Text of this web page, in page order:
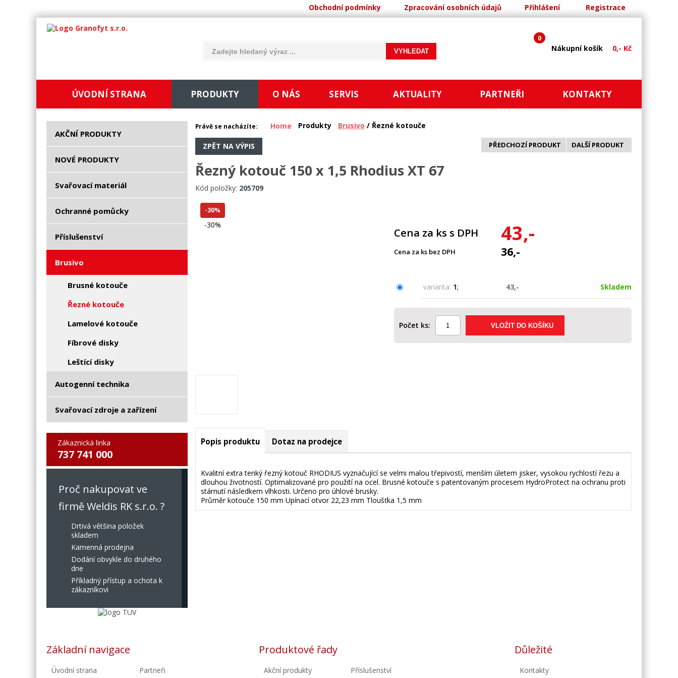
Obchodní podmínky Zpracování osobních údajů Přihlášení Registrace
Nákupní košík 0,- Kč
0
ÚVODNÍ STRANA PRODUKTY O NÁS SERVIS AKTUALITY PARTNEŘI KONTAKTY
AKČNÍ PRODUKTY
NOVÉ PRODUKTY
Svařovací materiál
Ochranné pomůcky
Příslušenství
Brusivo
Brusné kotouče
Řezné kotouče
Lamelové kotouče
Fíbrové disky
Leštící disky
Autogenní technika
Svařovací zdroje a zařízení
Zákaznická linka
737 741 000
Proč nakupovat ve
firmě Weldis RK s.r.o. ?
Drtivá většina položek
skladem
Kamenná prodejna
Dodání obvykle do druhého
dne
Příkladný přístup a ochota k
zákazníkovi
Právě se nacházíte: Home Produkty Brusivo / Řezné kotouče
ZPĚT NA VÝPIS DALŠÍ PRODUKT
PŘEDCHOZÍ PRODUKT
Řezný kotouč 150 x 1,5 Rhodius XT 67
Kód položky: 205709
-30%
-30%
Cena za ks s DPH 43,-
Cena za ks bez DPH 36,-
varianta: 1; 43,- Skladem
Počet ks:
Popis produktu Dotaz na prodejce
Kvalitní extra tenký řezný kotouč RHODIUS vyznačující se velmi malou třepivostí, menším úletem jisker, vysokou rychlostí řezu a
dlouhou životností. Optimalizované pro použití na ocel. Brusné kotouče s patentovaným procesem HydroProtect na ochranu proti
stárnutí následkem vlhkosti. Určeno pro úhlové brusky.
Průměr kotouče 150 mm Upínací otvor 22,23 mm Tloušťka 1,5 mm
Základní navigace
Úvodní strana
Partneři
Produktové řady
Akční produkty
Příslušenství
Důležité
Kontakty